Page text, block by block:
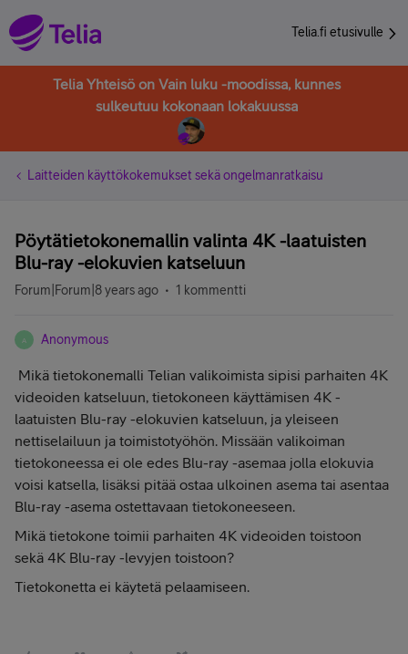
Telia.fi etusivulle
Telia Yhteisö on Vain luku -moodissa, kunnes
sulkeutuu kokonaan lokakuussa
Laitteiden käyttökokemukset sekä ongelmanratkaisu
Pöytätietokonemallin valinta 4K -laatuisten
Blu-ray -elokuvien katseluun
Forum|Forum|8 years ago 1 kommentti
A Anonymous
Mikä tietokonemalli Telian valikoimista sipisi parhaiten 4K
videoiden katseluun, tietokoneen käyttämisen 4K -
laatuisten Blu-ray -elokuvien katseluun, ja yleiseen
nettiselailuun ja toimistotyöhön. Missään valikoiman
tietokoneessa ei ole edes Blu-ray -asemaa jolla elokuvia
voisi katsella, lisäksi pitää ostaa ulkoinen asema tai asentaa
Blu-ray -asema ostettavaan tietokoneeseen.
Mikä tietokone toimii parhaiten 4K videoiden toistoon
sekä 4K Blu-ray -levyjen toistoon?
Tietokonetta ei käytetä pelaamiseen.